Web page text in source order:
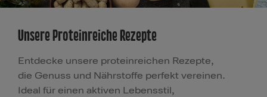
Unsere Proteinreiche Rezepte
Entdecke unsere proteinreichen Rezepte,
die Genuss und Nährstoffe perfekt vereinen.
Ideal für einen aktiven Lebensstil,